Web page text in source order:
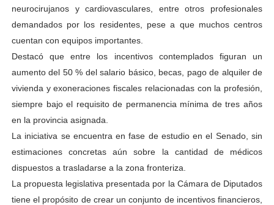
neurocirujanos y cardiovasculares, entre otros profesionales
demandados por los residentes, pese a que muchos centros
cuentan con equipos importantes.
Destacó que entre los incentivos contemplados figuran un
aumento del 50 % del salario básico, becas, pago de alquiler de
vivienda y exoneraciones fiscales relacionadas con la profesión,
siempre bajo el requisito de permanencia mínima de tres años
en la provincia asignada.
La iniciativa se encuentra en fase de estudio en el Senado, sin
estimaciones concretas aún sobre la cantidad de médicos
dispuestos a trasladarse a la zona fronteriza.
La propuesta legislativa presentada por la Cámara de Diputados
tiene el propósito de crear un conjunto de incentivos financieros,